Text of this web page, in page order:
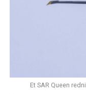
Et SAR Queen